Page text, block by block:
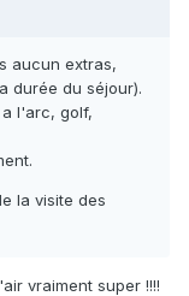
aucun extras,
durée du séjour).
l'arc, golf,
la visite des
vraiment super !!!!